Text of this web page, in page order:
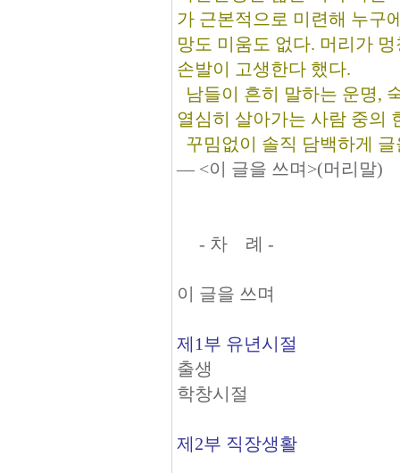
가 근본적으로 미련해 누구
망도 미움도 없다. 머리가
손발이 고생한다 했다.
남들이 흔히 말하는 운명,
열심히 살아가는 사람 중의
꾸밈없이 솔직 담백하게
― <이 글을 쓰며>(머리말)
- 차 례 -
이 글을 쓰며
제1부 유년시절
출생
학창시절
제2부 직장생활